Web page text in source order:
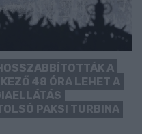
A
48 ÓRA LEHET A
PAKSI TURBINA